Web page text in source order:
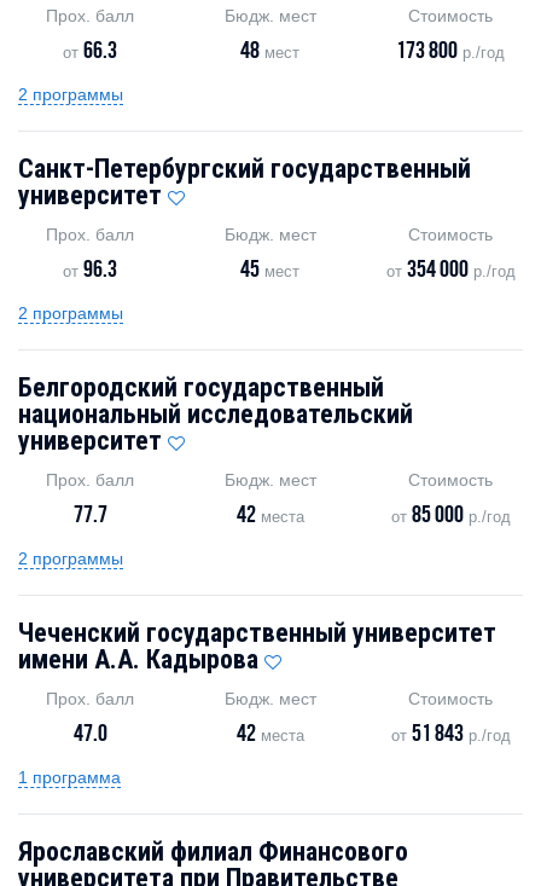
Прох. балл
от66.3
Бюдж. мест
48 мест
Стоимость
173 800 р./год
2 программы
Санкт-Петербургский государственный
университет
Прох. балл
от96.3
Бюдж. мест
45 мест
Стоимость
от 354 000р./год
2 программы
Белгородский государственный
национальный исследовательский
университет
Прох. балл
77.7
Бюдж. мест
42места
Стоимость
от 85 000р./год
2 программы
Чеченский государственный университет
имени А.А. Кадырова
Прох. балл
47.0
Бюдж. мест
42места
Стоимость
от 51 843р./год
1 программа
Ярославский филиал Финансового
университета при Правительстве